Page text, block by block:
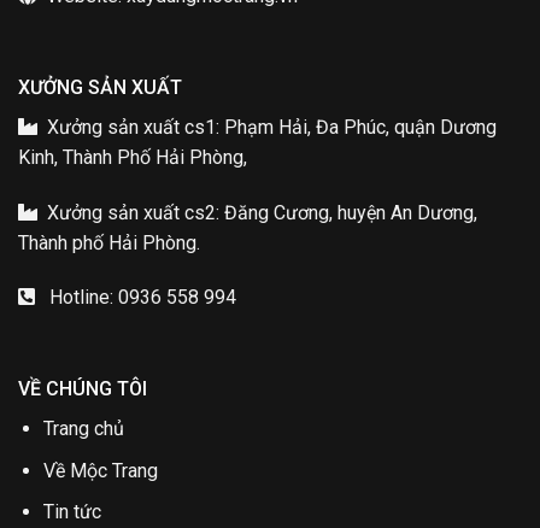
XƯỞNG SẢN XUẤT
Xưởng sản xuất cs1: Phạm Hải, Đa Phúc, quận Dương
Kinh, Thành Phố Hải Phòng,
Xưởng sản xuất cs2: Đăng Cương, huyện An Dương,
Thành phố Hải Phòng.
Hotline: 0936 558 994
VỀ CHÚNG TÔI
Trang chủ
Về Mộc Trang
Tin tức